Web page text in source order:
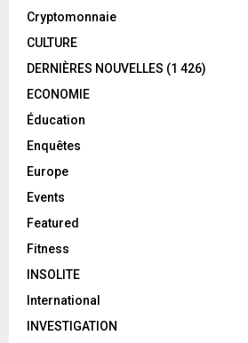
Cryptomonnaie
CULTURE
DERNIÈRES NOUVELLES (1 426)
ECONOMIE
Éducation
Enquêtes
Europe
Events
Featured
Fitness
INSOLITE
International
INVESTIGATION